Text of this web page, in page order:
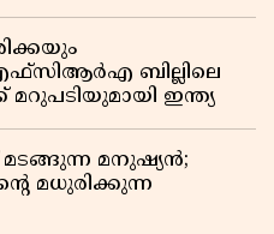
എഫ്സിആർഎ ബില്ലിലെ
ഇന്ത്യ
മടങ്ങുന്ന മനുഷ്യൻ;
മധുരിക്കുന്ന